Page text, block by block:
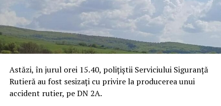
Astăzi, în jurul orei 15.40, polițiștii Serviciului Siguranță
Rutieră au fost sesizați cu privire la producerea unui
accident rutier, pe DN 2A.